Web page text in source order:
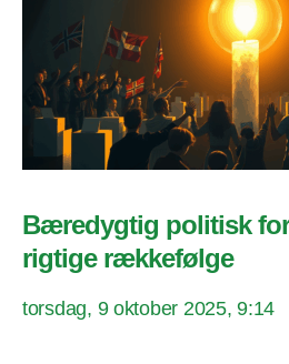
Bæredygtig politisk
rigtige rækkefølge
torsdag, 9 oktober 2025, 9:14